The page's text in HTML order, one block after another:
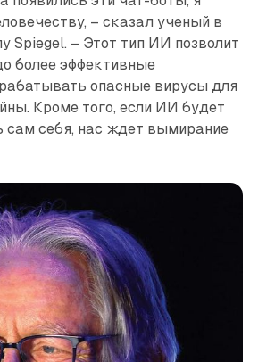
– сказал ученый в
Spiegel. – Этот тип ИИ позволит
более эффективные
опасные вирусы для
Кроме того, если ИИ будет
сам себя, нас ждет вымирание